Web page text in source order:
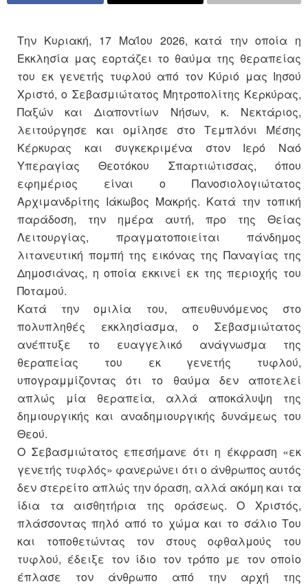
Την Κυριακή, 17 Μαΐου 2026, κατά την οποία η
Εκκλησία μας εορτάζει το θαύμα της θεραπείας
του εκ γενετής τυφλού από τον Κύριό μας Ιησού
Χριστό, ο Σεβασμιώτατος Μητροπολίτης Κερκύρας,
Παξών και Διαποντίων Νήσων, κ. Νεκτάριος,
λειτούργησε και ομίλησε στο Τεμπλόνι Μέσης
Κέρκυρας και συγκεκριμένα στον Ιερό Ναό
Υπεραγίας Θεοτόκου Σπαρτιώτισσας, όπου
εφημέριος είναι ο Πανοσιολογιώτατος
Αρχιμανδρίτης Ιάκωβος Μακρής. Κατά την τοπική
παράδοση, την ημέρα αυτή, προ της Θείας
Λειτουργίας, πραγματοποιείται πάνδημος
λιτανευτική πομπή της εικόνας της Παναγίας της
Δημοσιάνας, η οποία εκκινεί εκ της περιοχής του
Ποταμού.
Κατά την ομιλία του, απευθυνόμενος στο
πολυπληθές εκκλησίασμα, ο Σεβασμιώτατος
ανέπτυξε το ευαγγελικό ανάγνωσμα της
θεραπείας του εκ γενετής τυφλού,
υπογραμμίζοντας ότι το θαύμα δεν αποτελεί
απλώς μία θεραπεία, αλλά αποκάλυψη της
δημιουργικής και αναδημιουργικής δυνάμεως του
Θεού.
Ο Σεβασμιώτατος επεσήμανε ότι η έκφραση «εκ
γενετής τυφλός» φανερώνει ότι ο άνθρωπος αυτός
δεν στερείτο απλώς την όραση, αλλά ακόμη και τα
ίδια τα αισθητήρια της οράσεως. Ο Χριστός,
πλάσσοντας πηλό από το χώμα και το σάλιο Του
και τοποθετώντας τον στους οφθαλμούς του
τυφλού, έδειξε τον ίδιο τον τρόπο με τον οποίο
έπλασε τον άνθρωπο από την αρχή της